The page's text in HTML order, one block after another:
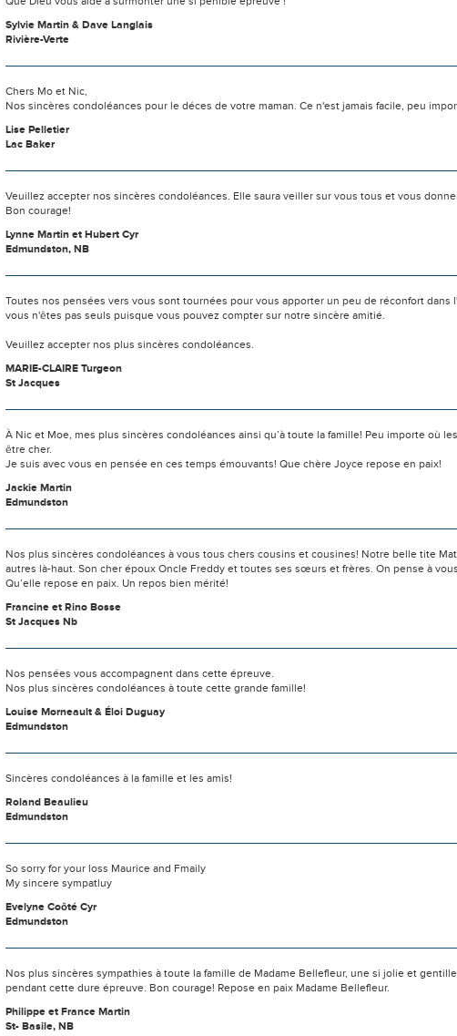
Sylvie Martin & Dave Langlais
Rivière-Verte
Chers Mo et Nic,
Nos sincères condoléances pour le déces de votre maman. Ce n'est jamais facile, peu
Lise Pelletier
Lac Baker
Veuillez accepter nos sincères condoléances. Elle saura veiller sur vous tous et vous
Bon courage!
Lynne Martin et Hubert Cyr
Edmundston, NB
Toutes nos pensées vers vous sont tournées pour vous apporter un peu de réconfort dans
vous n'êtes pas seuls puisque vous pouvez compter sur notre sincère amitié.
Veuillez accepter nos plus sincères condoléances.
MARIE-CLAIRE Turgeon
St Jacques
À Nic et Moe, mes plus sincères condoléances ainsi qu’à toute la famille! Peu importe où
être cher.
Je suis avec vous en pensée en ces temps émouvants! Que chère Joyce repose en paix!
Jackie Martin
Edmundston
Nos plus sincères condoléances à vous tous chers cousins et cousines! Notre belle tite
autres là-haut. Son cher époux Oncle Freddy et toutes ses sœurs et frères. On pense à
Qu’elle repose en paix. Un repos bien mérité!
Francine et Rino Bosse
St Jacques Nb
Nos pensées vous accompagnent dans cette épreuve.
Nos plus sincères condoléances à toute cette grande famille!
Louise Morneault & Éloi Duguay
Edmundston
Sincères condoléances à la famille et les amis!
Roland Beaulieu
Edmundston
So sorry for your loss Maurice and Fmaily
My sincere sympatluy
Evelyne Coôté Cyr
Edmundston
Nos plus sincères sympathies à toute la famille de Madame Bellefleur, une si jolie et
pendant cette dure épreuve. Bon courage! Repose en paix Madame Bellefleur.
Philippe et France Martin
St- Basile, NB